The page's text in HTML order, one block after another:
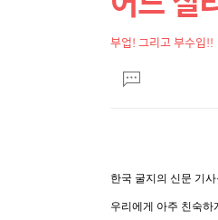
컨
텐
문
제
부업! 그리고 부수입!!
문댓
글
한국 굴지의 신문 기
우리에게 아주 친숙